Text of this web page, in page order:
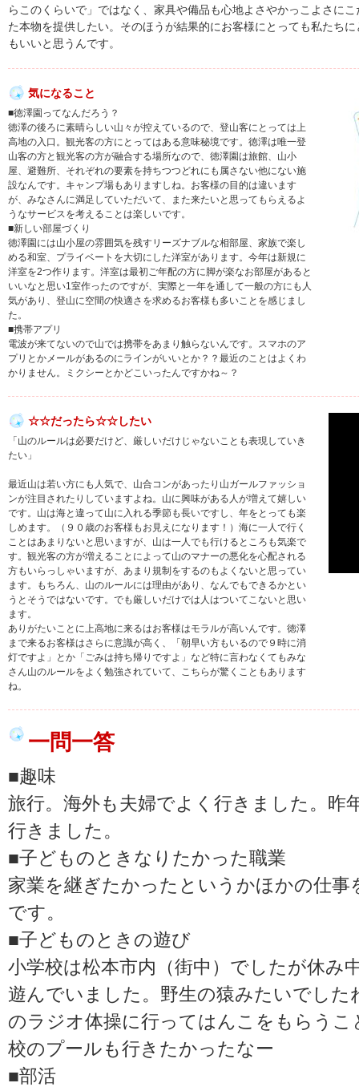
らこのくらいで」ではなく、家具や備品も心地よさやかっこよさにこ
た本物を提供したい。そのほうが結果的にお客様にとっても私たちに
もいいと思うんです。
気になること
■徳澤園ってなんだろう？
徳澤の後ろに素晴らしい山々が控えているので、登山客にとっては上
高地の入口。観光客の方にとってはある意味秘境です。徳澤は唯一登
山客の方と観光客の方が融合する場所なので、徳澤園は旅館、山小
屋、避難所、それぞれの要素を持ちつつどれにも属さない他にない施
設なんです。キャンプ場もありますしね。お客様の目的は違います
が、みなさんに満足していただいて、また来たいと思ってもらえるよ
うなサービスを考えることは楽しいです。
■新しい部屋づくり
徳澤園には山小屋の雰囲気を残すリーズナブルな相部屋、家族で楽し
める和室、プライベートを大切にした洋室があります。今年は新規に
洋室を2つ作ります。洋室は最初ご年配の方に脚が楽なお部屋があると
いいなと思い1室作ったのですが、実際と一年を通して一般の方にも人
気があり、登山に空間の快適さを求めるお客様も多いことを感じまし
た。
■携帯アプリ
電波が来てないので山では携帯をあまり触らないんです。スマホのア
プリとかメールがあるのにラインがいいとか？？最近のことはよくわ
かりません。ミクシーとかどこいったんですかね～？
☆☆だったら☆☆したい
「山のルールは必要だけど、厳しいだけじゃないことも表現していき
たい」
最近山は若い方にも人気で、山合コンがあったり山ガールファッショ
ンが注目されたりしていますよね。山に興味がある人が増えて嬉しい
です。山は海と違って山に入れる季節も長いですし、年をとっても楽
しめます。（９０歳のお客様もお見えになります！）海に一人で行く
ことはあまりないと思いますが、山は一人でも行けるところも気楽で
す。観光客の方が増えることによって山のマナーの悪化を心配される
方もいらっしゃいますが、あまり規制をするのもよくないと思ってい
ます。もちろん、山のルールには理由があり、なんでもできるかとい
うとそうではないです。でも厳しいだけでは人はついてこないと思い
ます。
ありがたいことに上高地に来るはお客様はモラルが高いんです。徳澤
まで来るお客様はさらに意識が高く、「朝早い方もいるので９時に消
灯ですよ」とか「ごみは持ち帰りですよ」など特に言わなくてもみな
さん山のルールをよく勉強されていて、こちらが驚くこともあります
ね。
一問一答
■趣味
旅行。海外も夫婦でよく行きました。昨
行きました。
■子どものときなりたかった職業
家業を継ぎたかったというかほかの仕
です。
■子どものときの遊び
小学校は松本市内（街中）でしたが休み
遊んでいました。野生の猿みたいでした
のラジオ体操に行ってはんこをもらう
校のプールも行きたかったなー
■部活